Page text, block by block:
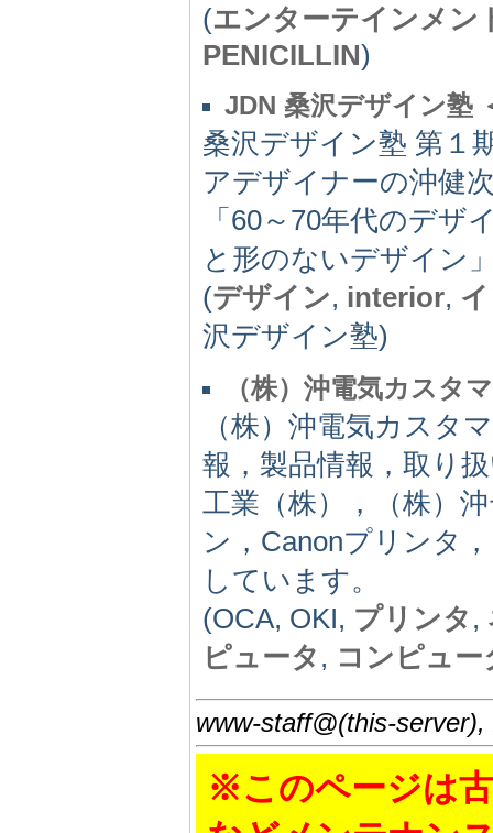
(エンターテインメン
PENICILLIN)
JDN 桑沢デザイン塾
桑沢デザイン塾 第１
アデザイナーの沖健
「60～70年代のデ
と形のないデザイン
(デザイン, interior,
沢デザイン塾)
（株）沖電気カスタ
（株）沖電気カスタ
報，製品情報，取り
工業（株），（株）
ン，Canonプリンタ
しています。
(OCA, OKI, プリンタ ,
ピュータ , コンピュー
www-staff@(this-
※このページは